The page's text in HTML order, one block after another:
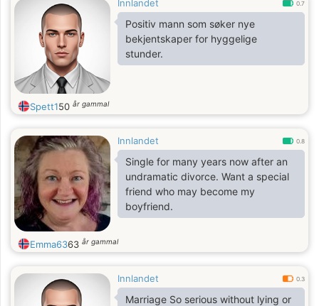
Innlandet 0.7
Positiv mann som søker nye
bekjentskaper for hyggelige
stunder.
Spett150 år gammal
Innlandet 0.8
Single for many years now after an
undramatic divorce. Want a special
friend who may become my
boyfriend.
Emma6363 år gammal
Innlandet 0.3
Marriage So serious without lying or